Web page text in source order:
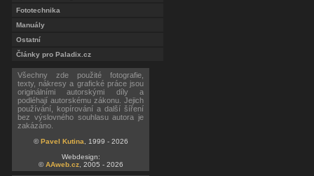
Fototechnika
Manuály
Ostatní
Články pro Paladix.cz
Všechny zde použité fotografie,
texty, nákresy a grafické práce jsou
originálními autorskými díly a
podléhají autorskému zákonu. Jejich
používání, kopírování a další šíření
bez výslovného souhlasu autora je
zakázáno.
©Pavel Kutina , 1999 - 2026
Webdesign:
©AAweb.cz, 2005 - 2026